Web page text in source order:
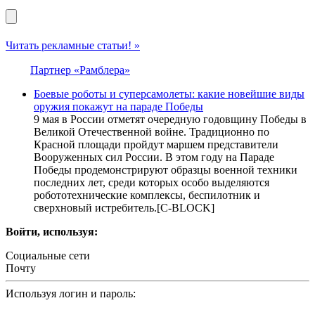
Читать рекламные статьи! »
Партнер «Рамблера»
Боевые роботы и суперсамолеты: какие новейшие виды
оружия покажут на параде Победы
9 мая в России отметят очередную годовщину Победы в
Великой Отечественной войне. Традиционно по
Красной площади пройдут маршем представители
Вооруженных сил России. В этом году на Параде
Победы продемонстрируют образцы военной техники
последних лет, среди которых особо выделяются
робототехнические комплексы, беспилотник и
сверхновый истребитель.[С-BLOCK]
Войти, используя:
Социальные сети
Почту
Используя логин и пароль: